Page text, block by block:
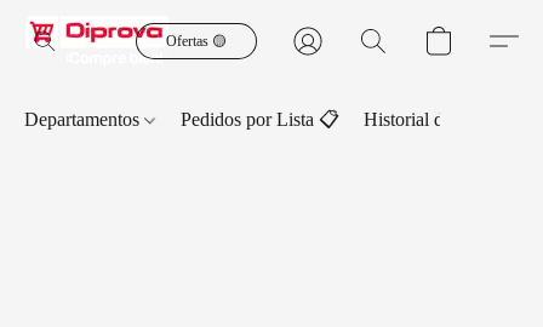
Ofertas 🟡
Departamentos Pedidos por Lista 📋 Historial de Pedidos